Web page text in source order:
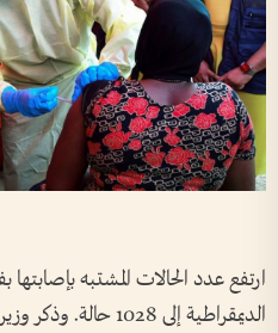
ارتفع عدد الحالات المشتبه بإصابتها
الديمقراطية إلى